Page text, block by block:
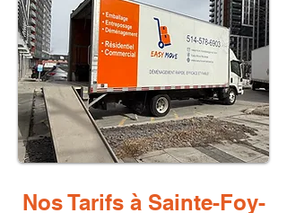
Nos Tarifs à Sainte-Foy-